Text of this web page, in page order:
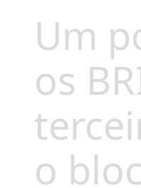
Um
os
o